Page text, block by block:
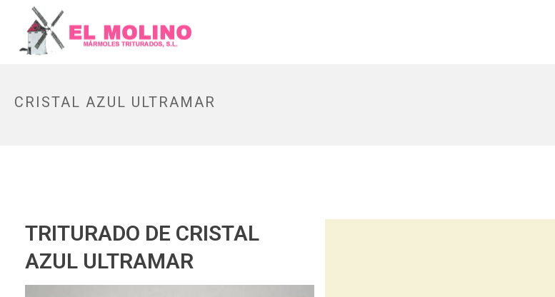
CRISTAL AZUL ULTRAMAR
TRITURADO DE CRISTAL
AZUL ULTRAMAR